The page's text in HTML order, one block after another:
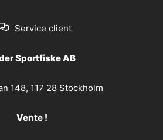
Service client
Sportfiske AB
148, 117 28 Stockholm
Vente !